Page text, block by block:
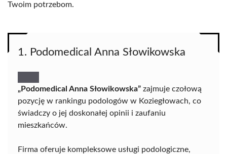
Twoim potrzebom.
1. Podomedical Anna Słowikowska
„Podomedical Anna Słowikowska” zajmuje czołową
pozycję w rankingu podologów w Koziegłowach, co
świadczy o jej doskonałej opinii i zaufaniu
mieszkańców.
Firma oferuje kompleksowe usługi podologiczne,